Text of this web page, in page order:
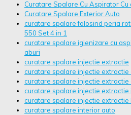
Curatare Spalare Cu Aspirator Cu
Curatare Spalare Exterior Auto
curatare spalare folosind peria
550 Set 4 in 1
curatare spalare igienizare cu
aburi
curatare spalare injectie extractie
curatare spalare injectie extractie
curatare spalare injectie extractie
curatare spalare injectie extractie
curatare spalare injectie
curatare spalare interior auto